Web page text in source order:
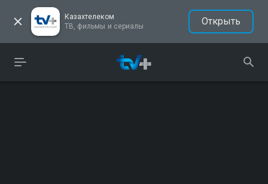
Казахтелеком
ТВ, фильмы и сериалы
Открыть